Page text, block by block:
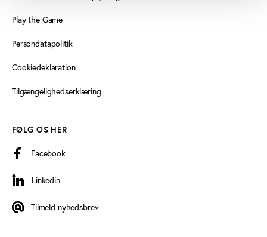
Play the Game
Persondatapolitik
Cookiedeklaration
Tilgængelighedserklæring
FØLG OS HER
Facebook
Linkedin
Linkedin
Tilmeld nyhedsbrev
Tilmeld nyhedsbrev